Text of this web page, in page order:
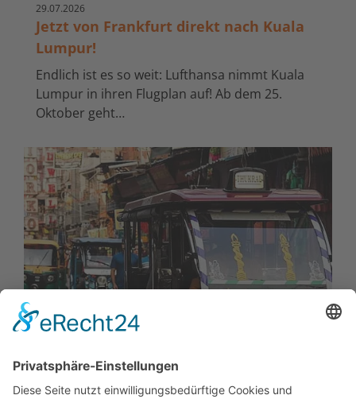
29.07.2026
Jetzt von Frankfurt direkt nach Kuala
Lumpur!
Endlich ist es so weit: Lufthansa nimmt Kuala
Lumpur in ihren Flugplan auf! Ab dem 25.
Oktober geht…